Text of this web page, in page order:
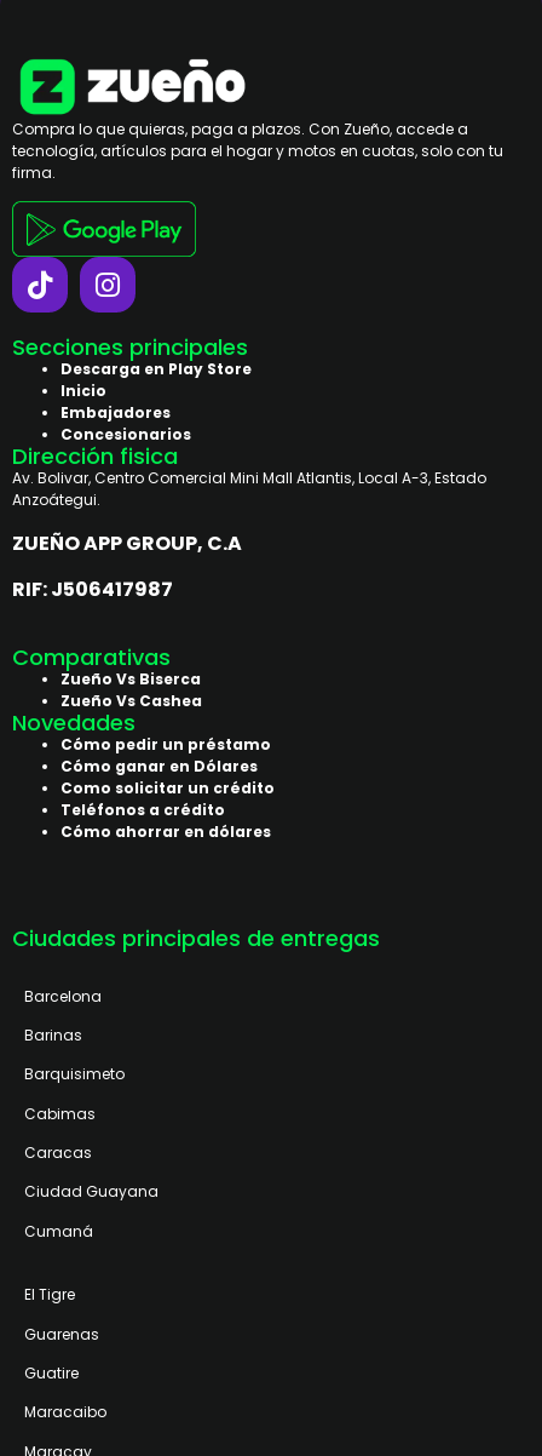
Compra lo que quieras, paga a plazos. Con Zueño, accede a
tecnología, artículos para el hogar y motos en cuotas, solo con tu
firma.
Secciones principales
Descarga en Play Store
Inicio
Embajadores
Concesionarios
Dirección fisica
Av. Bolivar, Centro Comercial Mini Mall Atlantis, Local A-3, Estado
Anzoátegui.
ZUEÑO APP GROUP, C.A
RIF: J506417987
Comparativas
Zueño Vs Biserca
Zueño Vs Cashea
Novedades
Cómo pedir un préstamo
Cómo ganar en Dólares
Como solicitar un crédito
Teléfonos a crédito
Cómo ahorrar en dólares
Ciudades principales de entregas
Barcelona
Barinas
Barquisimeto
Cabimas
Caracas
Ciudad Guayana
Cumaná
El Tigre
Guarenas
Guatire
Maracaibo
Maracay